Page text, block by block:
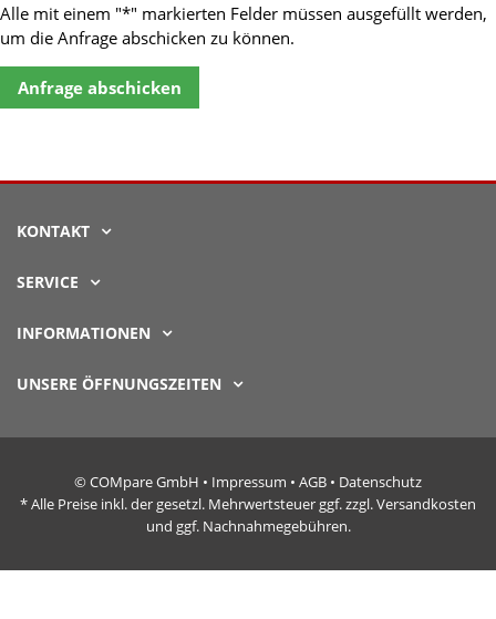
Alle mit einem "*" markierten Felder müssen ausgefüllt werden,
um die Anfrage abschicken zu können.
Anfrage abschicken
KONTAKT
SERVICE
INFORMATIONEN
UNSERE ÖFFNUNGSZEITEN
© COMpare GmbH • Impressum • AGB • Datenschutz
* Alle Preise inkl. der gesetzl. Mehrwertsteuer ggf. zzgl. Versandkosten
und ggf. Nachnahmegebühren.